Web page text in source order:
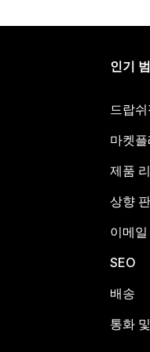
인기
드랍쉬
마켓
제품
상향
이메
SEO
배송
통화